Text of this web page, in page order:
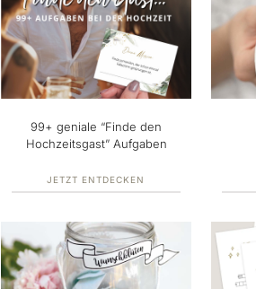
99+ geniale “Finde den
Hochzeitsgast” Aufgaben
JETZT ENTDECKEN